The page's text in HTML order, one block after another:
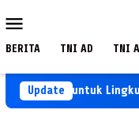
ke
Mobile
BERITA TNI AD TNI
Update
untuk